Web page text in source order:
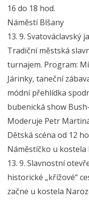
16 do 18 hod.
Náměstí Blšany
13. 9. Svatováclavský
Tradiční městská
turnajem. Program:
Járinky, taneční
módní přehlídka
bubenická show
Moderuje Petr
Dětská scéna od 12
Náměstíčko u kostela
13. 9. Slavnostní
historické „křížové“
začne u kostela